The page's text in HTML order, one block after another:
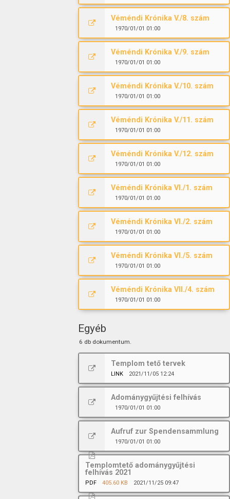
Véméndi Krónika V./8. szám
1970/01/01 01:00
Véméndi Krónika V./9. szám
1970/01/01 01:00
Véméndi Krónika V./10. szám
1970/01/01 01:00
Véméndi Krónika V./11. szám
1970/01/01 01:00
Véméndi Krónika V./12. szám
1970/01/01 01:00
Véméndi Krónika VI./1. szám
1970/01/01 01:00
Véméndi Krónika VI./2. szám
1970/01/01 01:00
Véméndi Krónika VI./5. szám
1970/01/01 01:00
Véméndi Krónika VII./4. szám
1970/01/01 01:00
Egyéb
6 db dokumentum.
Templom tető tervek
LINK 2021/11/05 12:24
Adománygyűjtési felhívás
1970/01/01 01:00
Aufruf zur Spendensammlung
1970/01/01 01:00
Templomtető adománygyűjtési
felhívás 2021
PDF 405.60 KB 2021/11/25 09:47